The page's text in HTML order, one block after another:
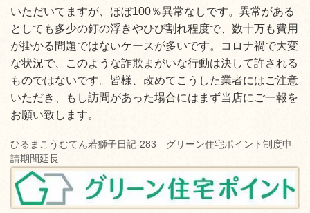
いただいてますが、ほぼ100％異常なしです。異常がある
としても多少の釘の浮きやひび割れ程度で、数十万も費用
が掛かる問題ではないケースが多いです。コロナ禍で大変
な状況で、このような詐欺まがいな行動は決して許される
ものではないです。皆様、改めてこうした業者にはご注意
いただき、もし訪問があった場合にはまず当店にご一報を
お願い致します。
ひるまこうむてん若獅子日記-283 グリーン住宅ポイント制度申
請期間延長